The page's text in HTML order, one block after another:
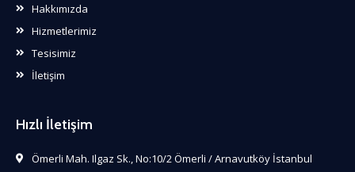
Hakkımızda
Hizmetlerimiz
Tesisimiz
İletişim
Hızlı İletişim
Ömerli Mah. Ilgaz Sk., No:10/2 Ömerli / Arnavutköy İstanbul